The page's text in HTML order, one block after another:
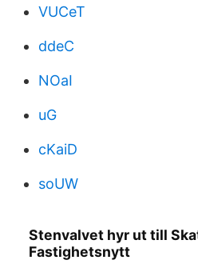
VUCeT
ddeC
NOaI
uG
cKaiD
soUW
Stenvalvet hyr ut till
Fastighetsnytt